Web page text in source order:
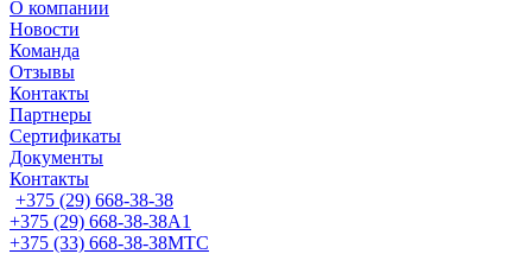
О компании
Новости
Команда
Отзывы
Контакты
Партнеры
Сертификаты
Документы
Контакты
+375 (29) 668-38-38
+375 (29) 668-38-38A1
+375 (33) 668-38-38МТС